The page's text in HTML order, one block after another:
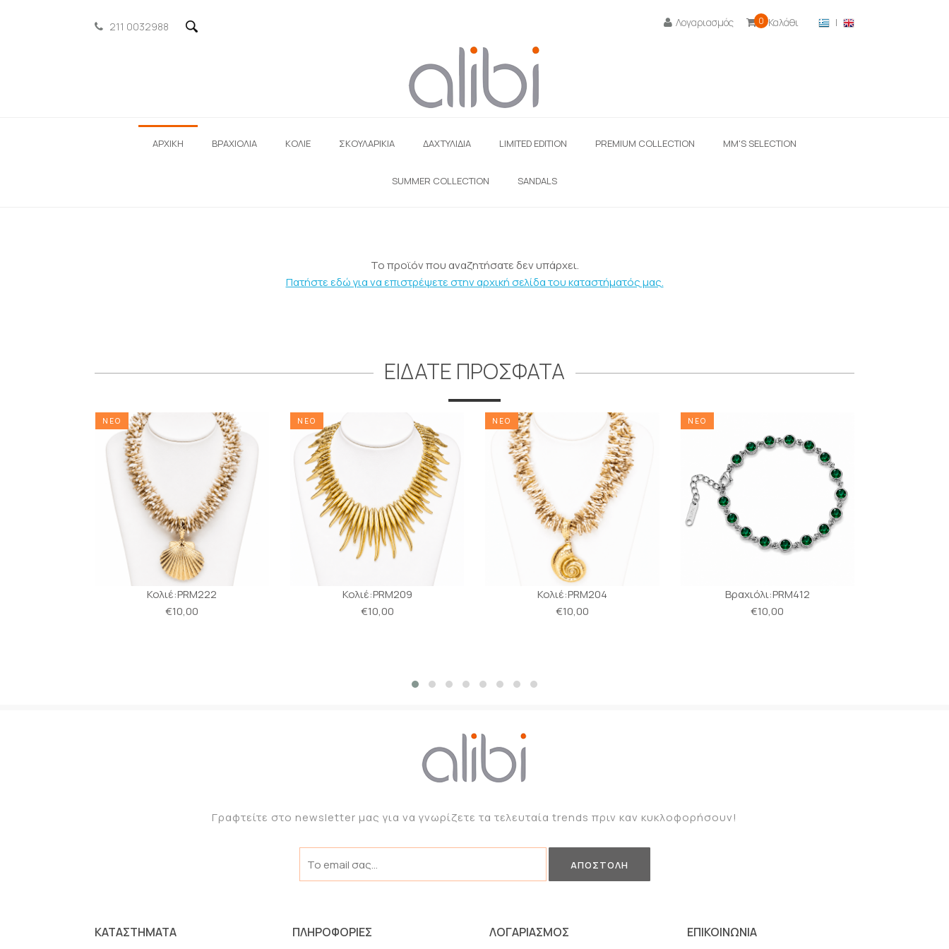
211 0032988 Λογαριασμός  0 Καλάθι |
ΑΡΧΙΚΗ ΒΡΑΧΙΟΛΙΑ ΚΟΛΙΕ ΣΚΟΥΛΑΡΊΚΙΑ ΔΑΧΤΥΛΙΔΙΑ LIMITED EDITION PREMIUM COLLECTION ΜΜ'S SELECTION
SUMMER COLLECTION SANDALS
Το προϊόν που αναζητήσατε δεν υπάρχει.
Πατήστε εδώ για να επιστρέψετε στην αρχική σελίδα του καταστήματός μας.
ΕΙΔΑΤΕ ΠΡΟΣΦΑΤΑ
ΝΕΟ
Κολιέ:PRM222
€10,00
ΝΕΟ
Κολιέ:PRM209
€10,00
ΝΕΟ
Κολιέ:PRM204
€10,00
ΝΕΟ
Βραχιόλι:PRM412
€10,00
Γραφτείτε στο newsletter μας για να γνωρίζετε τα τελευταία trends πριν καν κυκλοφορήσουν!
ΚΑΤΑΣΤΗΜΑΤΑ ΠΛΗΡΟΦΟΡΙΕΣ ΛΟΓΑΡΙΑΣΜΟΣ ΕΠΙΚΟΙΝΩΝΙΑ